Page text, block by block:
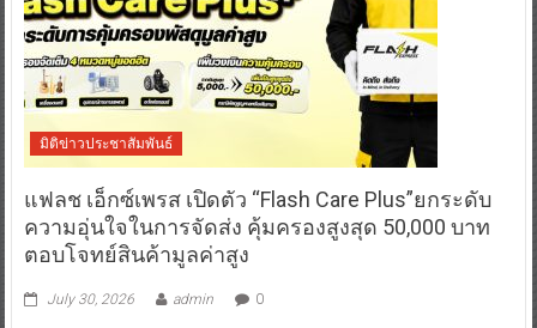
มิติข่าวประชาสัมพันธ์
แฟลช เอ็กซ์เพรส เปิดตัว “Flash Care Plus”ยกระดับ
ความอุ่นใจในการจัดส่ง คุ้มครองสูงสุด 50,000 บาท
ตอบโจทย์สินค้ามูลค่าสูง
July 30, 2026 admin 0